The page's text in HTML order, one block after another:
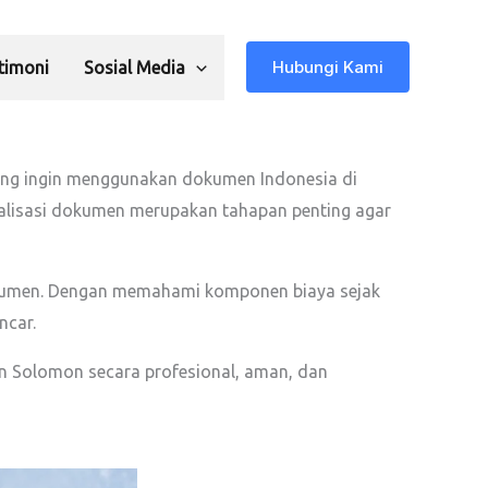
Sosial Media Hubungi Kami
ingin menggunakan dokumen Indonesia di
dokumen merupakan tahapan penting agar
Dengan memahami komponen biaya sejak
Solomon secara profesional, aman, dan